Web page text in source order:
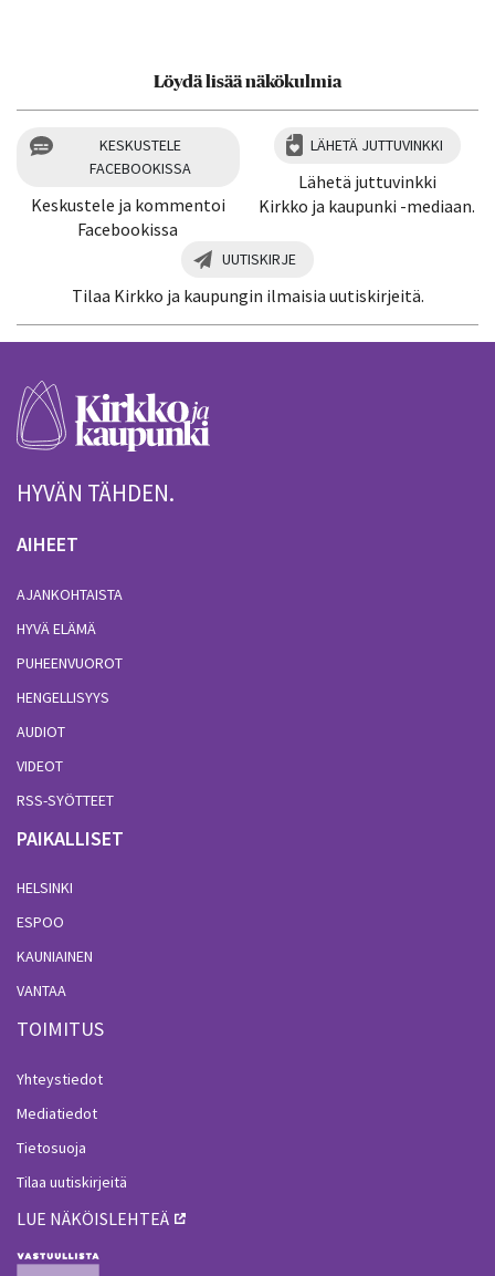
Löydä lisää näkökulmia
KESKUSTELE
FACEBOOKISSA
Keskustele ja kommentoi
Facebookissa
LÄHETÄ JUTTUVINKKI
Lähetä juttuvinkki
Kirkko ja kaupunki -mediaan.
UUTISKIRJE
Tilaa Kirkko ja kaupungin ilmaisia uutiskirjeitä.
HYVÄN TÄHDEN.
AIHEET
AJANKOHTAISTA
HYVÄ ELÄMÄ
PUHEENVUOROT
HENGELLISYYS
AUDIOT
VIDEOT
RSS-SYÖTTEET
PAIKALLISET
HELSINKI
ESPOO
KAUNIAINEN
VANTAA
TOIMITUS
Yhteystiedot
Mediatiedot
Tietosuoja
Tilaa uutiskirjeitä
LUE NÄKÖISLEHTEÄ